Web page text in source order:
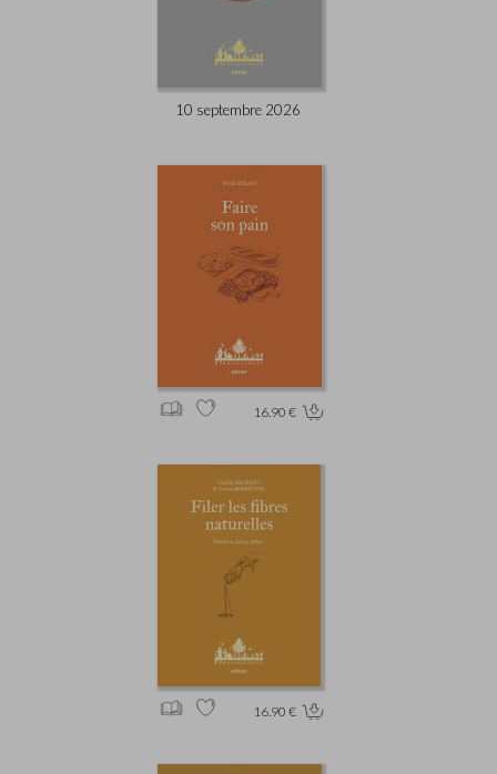
10 septembre 2026
16.90 €
16.90 €